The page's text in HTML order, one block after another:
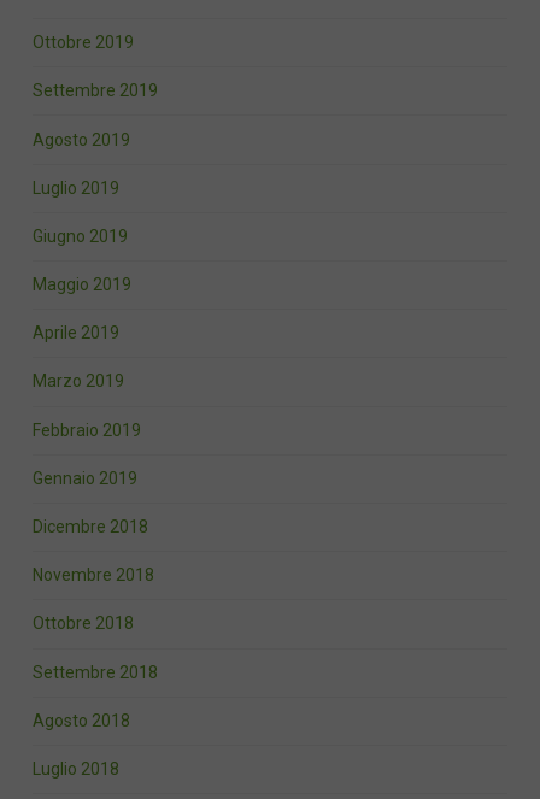
Ottobre 2019
Settembre 2019
Agosto 2019
Luglio 2019
Giugno 2019
Maggio 2019
Aprile 2019
Marzo 2019
Febbraio 2019
Gennaio 2019
Dicembre 2018
Novembre 2018
Ottobre 2018
Settembre 2018
Agosto 2018
Luglio 2018